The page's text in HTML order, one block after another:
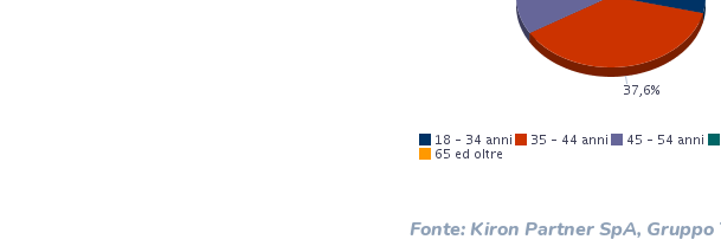
Fonte: Kiron Partner SpA, Gruppo